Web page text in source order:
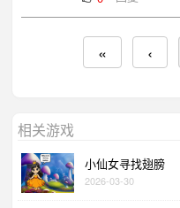
« ‹
相关游戏
小仙女寻找翅膀
2026-03-30